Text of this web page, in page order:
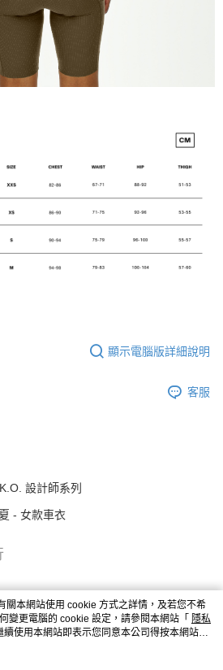
顯示電腦版詳細說明
客服
設計師系列
- 女款車衣
關本網站使用 cookie 方式之詳情，及若您不希
變更電腦的 cookie 設定，請參閱本網站「 隱私
續使用本網站即表示您同意本公司得按本網站使
。